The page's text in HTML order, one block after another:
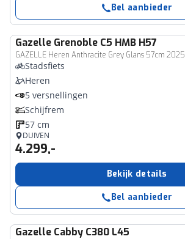
Bel aanbieder
Gazelle Grenoble C5 HMB H57
GAZELLE Heren Anthracite Grey Glans 57cm 2025
Stadsfiets
Heren
5 versnellingen
Schijfrem
57 cm
DUIVEN
4.299,-
Bekijk details
Bel aanbieder
Gazelle Cabby C380 L45